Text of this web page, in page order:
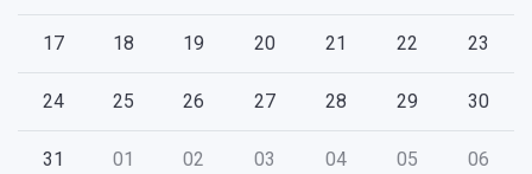
17 18 19 20 21 22 23
24 25 26 27 28 29 30
31 01 02 03 04 05 06